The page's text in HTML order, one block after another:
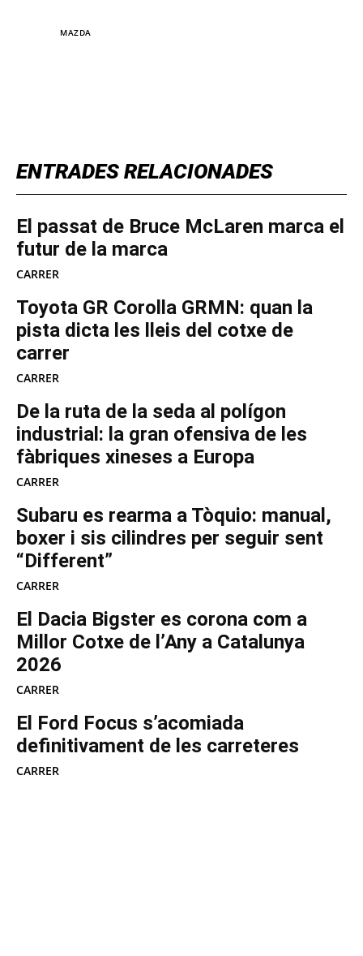
ENTRADES RELACIONADES
El passat de Bruce McLaren marca el
futur de la marca
CARRER
Toyota GR Corolla GRMN: quan la
pista dicta les lleis del cotxe de
carrer
CARRER
De la ruta de la seda al polígon
industrial: la gran ofensiva de les
fàbriques xineses a Europa
CARRER
Subaru es rearma a Tòquio: manual,
boxer i sis cilindres per seguir sent
“Different”
CARRER
El Dacia Bigster es corona com a
Millor Cotxe de l’Any a Catalunya
2026
CARRER
El Ford Focus s’acomiada
definitivament de les carreteres
CARRER
MAZDA